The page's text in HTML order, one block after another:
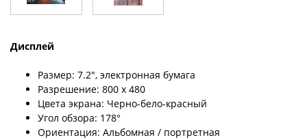
Дисплей
Размер: 7.2", электронная бумага
Разрешение: 800 x 480
Цвета экрана: Черно-бело-красный
Угол обзора: 178°
Ориентация: Альбомная / портретная